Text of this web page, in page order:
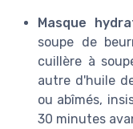
Masque
soupe de
cuillère à
autre d'huile
ou abîmés,
30 minutes